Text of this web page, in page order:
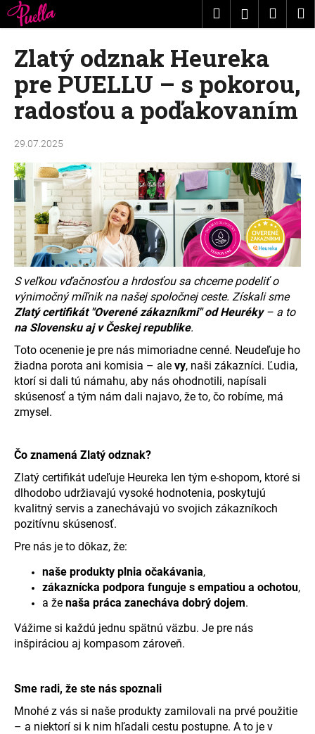
Prejsť
na
obsah
Hľadať
Zlatý odznak Heureka
pre PUELLU – s pokorou,
radosťou a poďakovaním
29.07.2025
S veľkou vďačnosťou a hrdosťou sa chceme podeliť o
výnimočný míľnik na našej spoločnej ceste. Získali sme
Zlatý certifikát "Overené zákazníkmi" od Heuréky– a to
na Slovensku aj v Českej republike.
Toto ocenenie je pre nás mimoriadne cenné. Neudeľuje ho
žiadna porota ani komisia – ale vy, naši zákazníci. Ľudia,
ktorí si dali tú námahu, aby nás ohodnotili, napísali
skúsenosť a tým nám dali najavo, že to, čo robíme, má
zmysel.
Čo znamená Zlatý odznak?
Zlatý certifikát udeľuje Heureka len tým e-shopom, ktoré si
dlhodobo udržiavajú vysoké hodnotenia, poskytujú
kvalitný servis a zanechávajú vo svojich zákazníkoch
pozitívnu skúsenosť.
Pre nás je to dôkaz, že:
naše produkty plnia očakávania,
zákaznícka podpora funguje s empatiou a ochotou,
a že naša práca zanecháva dobrý dojem.
Vážime si každú jednu spätnú väzbu. Je pre nás
inšpiráciou aj kompasom zároveň.
Sme radi, že ste nás spoznali
Mnohé z vás si naše produkty zamilovali na prvé použitie
– a niektorí si k nim hľadali cestu postupne. A to je v
K
o
Č
o
p
t
r
e
b
u
j
e
t
e
n
á
j
s
ť
?
HĽADAŤ
O
d
č
a
e